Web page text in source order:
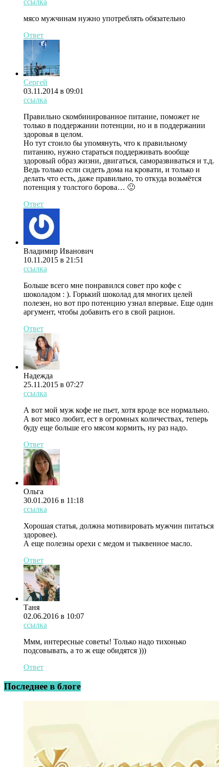
ссылка
мясо мужчинам нужно употреблять обязательно
Ответ
Сергей
03.11.2014 в 09:01
ссылка
Правильно скомбинированное питание, поможет не
только в поддержании потенции, но и в поддержании
здоровья в целом.
Но тут стоило бы упомянуть, что к правильному
питанию, нужно стараться поддерживать вообще
здоровый образ жизни, двигаться, саморазвиваться и т.д.
Ведь только если сидеть дома на кровати, и только и
делать что есть, даже правильно, то откуда возьмётся
потенция у толстого борова… 🙂
Ответ
Владимир Иванович
10.11.2015 в 21:51
ссылка
Больше всего мне понравился совет про кофе с
шоколадом : ). Горький шоколад для многих целей
полезен, но вот про потенцию узнал впервые. Еще один
аргумент, чтобы добавить его в свой рацион.
Ответ
Надежда
25.11.2015 в 07:27
ссылка
А вот мой муж кофе не пьет, хотя вроде все нормально.
А вот мясо любит, ест в огромных количествах, теперь
буду еще больше его мясом кормить, ну раз надо.
Ответ
Ольга
30.01.2016 в 11:18
ссылка
Хорошая статья, должна мотивировать мужчин питаться
здоровее).
А еще полезны орехи с медом и тыквенное масло.
Ответ
Таня
02.06.2016 в 10:07
ссылка
Ммм, интересные советы! Только надо тихонько
подсовывать, а то ж еще обидятся )))
Ответ
Последнее в блоге